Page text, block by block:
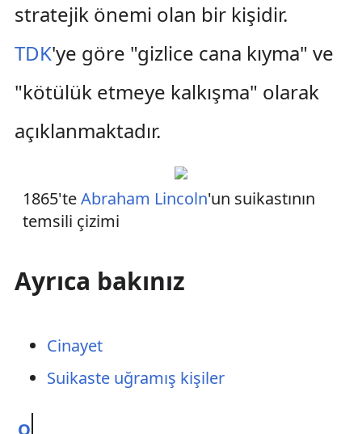
stratejik önemi olan bir kişidir.
TDK'ye göre "gizlice cana kıyma" ve
"kötülük etmeye kalkışma" olarak
açıklanmaktadır.
1865'teAbraham Lincoln'un suikastının
temsili çizimi
Ayrıca bakınız
Cinayet
Suikaste uğramış kişiler
O